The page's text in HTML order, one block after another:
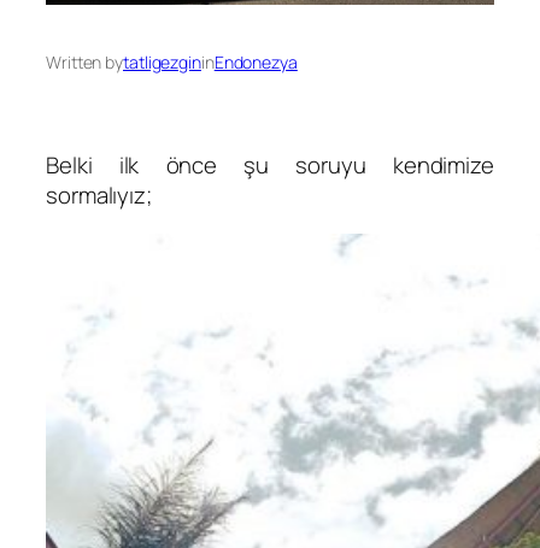
Written bytatligezgininEndonezya
Belki ilk önce şu soruyu kendimize
sormalıyız;